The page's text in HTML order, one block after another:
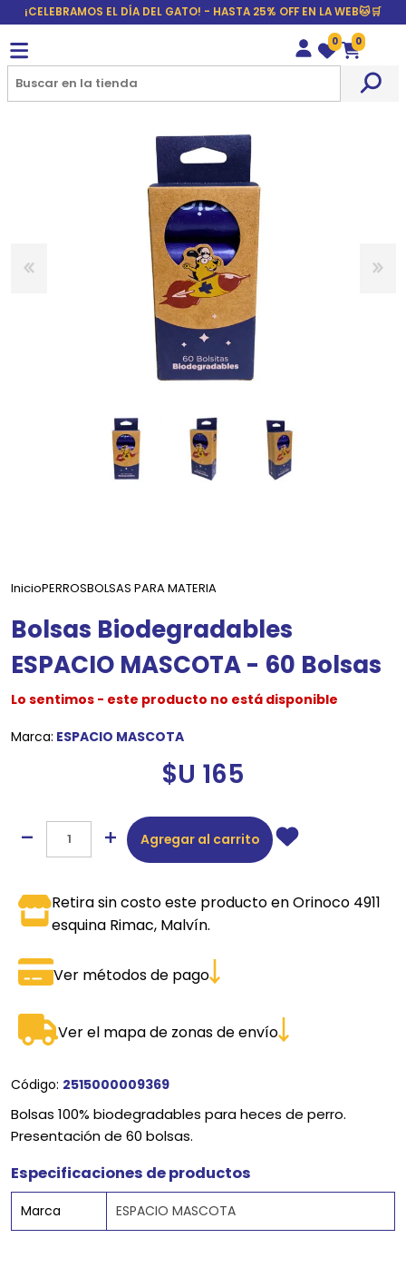
¡CELEBRAMOS EL DÍA DEL GATO! - HASTA 25% OFF EN LA WEB🐱🛒
Wishlist
0
Carrito
0
InicioPERROSBOLSAS PARA MATERIA
Bolsas Biodegradables
ESPACIO MASCOTA - 60 Bolsas
Lo sentimos - este producto no está disponible
Marca: ESPACIO MASCOTA
$U 165
Agregar al carrito
Retira sin costo este producto en Orinoco 4911
esquina Rimac, Malvín.
Ver métodos de pago
Ver el mapa de zonas de envío
Código: 2515000009369
Bolsas 100% biodegradables para heces de perro.
Presentación de 60 bolsas.
Especificaciones de productos
Marca ESPACIO MASCOTA